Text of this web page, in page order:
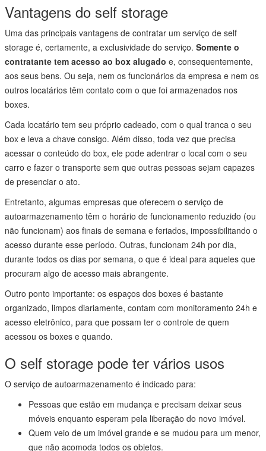
Vantagens do self storage
Uma das principais vantagens de contratar um serviço de self
storage é, certamente, a exclusividade do serviço. Somente o
contratante tem acesso ao box alugado e, consequentemente,
aos seus bens. Ou seja, nem os funcionários da empresa e nem os
outros locatários têm contato com o que foi armazenados nos
boxes.
Cada locatário tem seu próprio cadeado, com o qual tranca o seu
box e leva a chave consigo. Além disso, toda vez que precisa
acessar o conteúdo do box, ele pode adentrar o local com o seu
carro e fazer o transporte sem que outras pessoas sejam capazes
de presenciar o ato.
Entretanto, algumas empresas que oferecem o serviço de
autoarmazenamento têm o horário de funcionamento reduzido (ou
não funcionam) aos finais de semana e feriados, impossibilitando o
acesso durante esse período. Outras, funcionam 24h por dia,
durante todos os dias por semana, o que é ideal para aqueles que
procuram algo de acesso mais abrangente.
Outro ponto importante: os espaços dos boxes é bastante
organizado, limpos diariamente, contam com monitoramento 24h e
acesso eletrônico, para que possam ter o controle de quem
acessou os boxes e quando.
O self storage pode ter vários usos
O serviço de autoarmazenamento é indicado para:
Pessoas que estão em mudança e precisam deixar seus
móveis enquanto esperam pela liberação do novo imóvel.
Quem veio de um imóvel grande e se mudou para um menor,
que não acomoda todos os objetos.